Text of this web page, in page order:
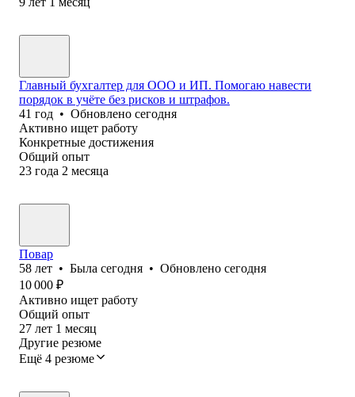
Главный бухгалтер для ООО и ИП. Помогаю навести
порядок в учёте без рисков и штрафов.
41 год • Обновлено сегодня
Активно ищет работу
Конкретные достижения
Общий опыт
23 года 2 месяца
Повар
58 лет • Была сегодня • Обновлено сегодня
10 000 ₽
Активно ищет работу
Общий опыт
27 лет 1 месяц
Другие резюме
Ещё 4 резюме